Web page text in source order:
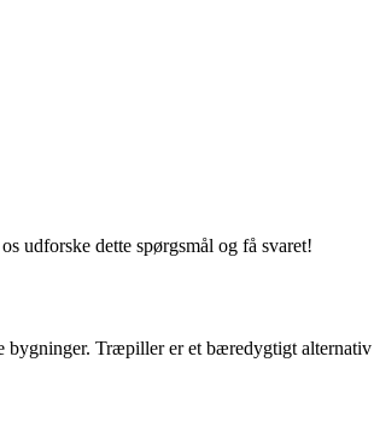
udforske dette spørgsmål og få svaret!
bygninger. Træpiller er et bæredygtigt alternativ